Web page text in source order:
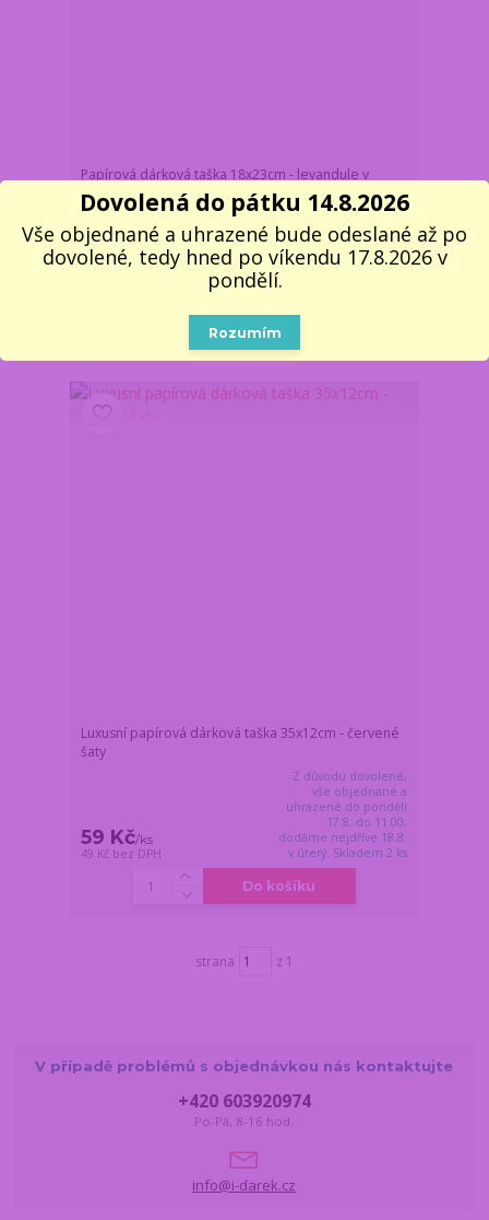
Papírová dárková taška 18x23cm - levandule v
košíku kola
vše objednané a
uhrazené do pondělí
17.8. do 11:00,
dodáme nejdříve 18.8.
Do košíku
Luxusní papírová dárková taška 35x12cm - červené
šaty
59 Kč/ks
49 Kč bez DPH
Z důvodu dovolené,
vše objednané a
uhrazené do pondělí
17.8. do 11:00,
dodáme nejdříve 18.8.
v úterý. Skladem 2 ks
Do košíku
strana z 1
V případě problémů s objednávkou nás kontaktujte
+420 603920974
Po-Pá, 8-16 hod.
info@i-darek.cz
Dovolená do pátku 14.8.2026
Vše objednané a uhrazené bude odeslané až po
dovolené, tedy hned po víkendu 17.8.2026 v
pondělí.
Rozumím